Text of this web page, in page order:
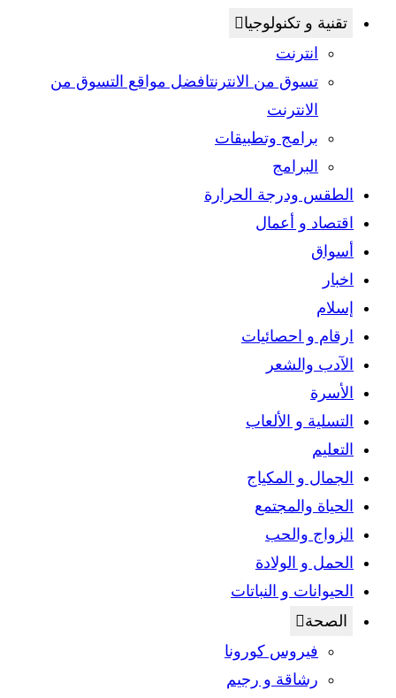
تقنية و تكنولوجيا
انترنت
تسوق من الانترنتافضل مواقع التسوق من
الانترنت
برامج وتطبيقات
البرامج
الطقس ودرجة الحرارة
اقتصاد و أعمال
أسواق
اخبار
إسلام
ارقام و احصائيات
الآدب والشعر
الأسرة
التسلية و الألعاب
التعليم
الجمال و المكياج
الحياة والمجتمع
الزواج والحب
الحمل و الولادة
الحيوانات و النباتات
الصحة
فيروس كورونا
رشاقة و رجيم